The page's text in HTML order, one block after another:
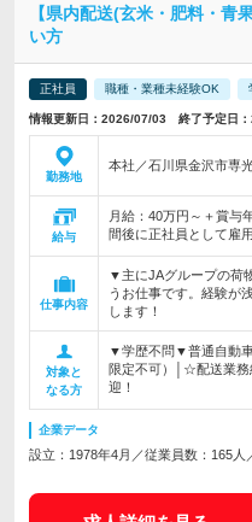
【県内配送(玄米・肥料・
い方
正社員 職種・業種未経験OK
情報更新日：2026/07/03 終了予定日
勤務地
本社／石川県金沢市専
給与
月給：40万円～＋賞与
間後に正社員として雇
仕事内容
▼主にJAグループの荷
うお仕事です。経験が
します！
対象と
なる方
▼学歴不問▼普通自動
限定不可）│☆配送業務
迎！
企業データ
設立：1978年4月／従業員数：165人